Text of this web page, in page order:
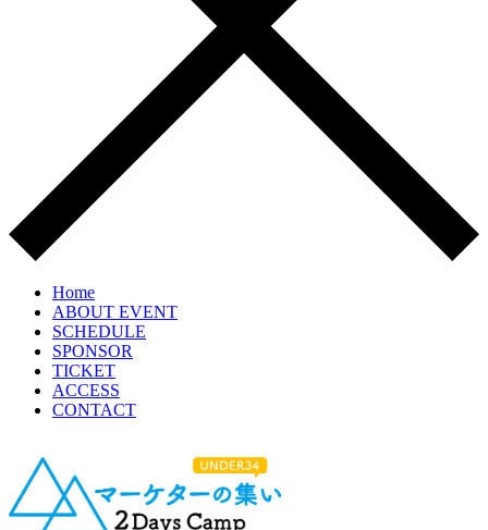
Home
ABOUT EVENT
SCHEDULE
SPONSOR
TICKET
ACCESS
CONTACT